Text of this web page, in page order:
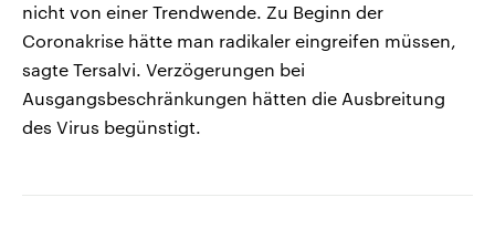
nicht von einer Trendwende. Zu Beginn der
Coronakrise hätte man radikaler eingreifen müssen,
sagte Tersalvi. Verzögerungen bei
Ausgangsbeschränkungen hätten die Ausbreitung
des Virus begünstigt.